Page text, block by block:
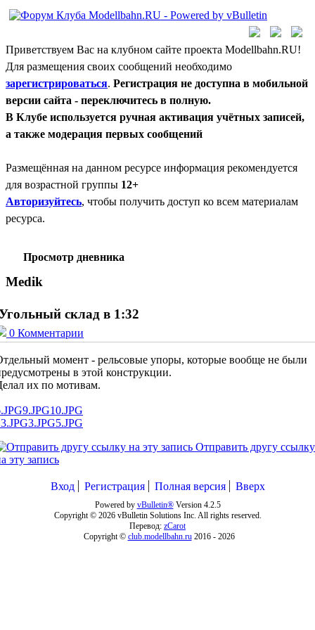
Приветствуем Вас на клубном сайте проекта Modellbahn.RU!
Для размещения своих сообщений необходимо
зарегистрироваться. Регистрация не доступна в мобильной
версии сайта - переключитесь в полную.
В Клубе используется ручная активация учётных записей,
а также модерация первых сообщений
Размещённая на данном ресурсе информация рекомендуется
для возрастной группы 12+
Авторизуйтесь, чтобы получить доступ ко всем материалам
ресурса.
Просмотр дневника
Medik
склад в 1:32
0 Комментарии
момент - рельсовые упоры, которые вообще не были
в этой конструкции.
их по мотивам.
9.JPG10.JPG
3.JPG5.JPG
Отправить другу ссылку
эту запись
Вход Регистрация Полная версия Вверх
Powered by vBulletin®Version 4.2.5
Copyright © 2026 vBulletin Solutions Inc. All rights reserved.
Перевод: zCarot
Copyright © club.modellbahn.ru2016 - 2026